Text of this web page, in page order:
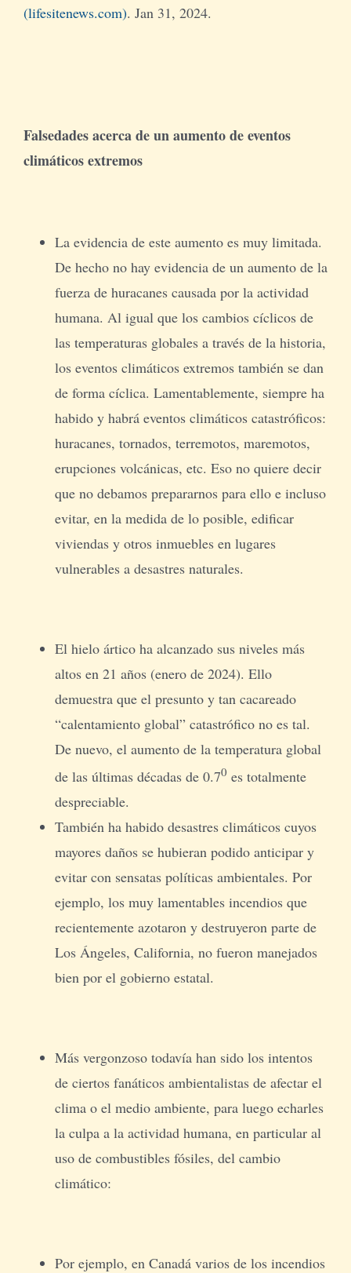
(lifesitenews.com). Jan 31, 2024.
Falsedades acerca de un aumento de eventos
climáticos extremos
La evidencia de este aumento es muy limitada.
De hecho no hay evidencia de un aumento de la
fuerza de huracanes causada por la actividad
humana. Al igual que los cambios cíclicos de
las temperaturas globales a través de la historia,
los eventos climáticos extremos también se dan
de forma cíclica. Lamentablemente, siempre ha
habido y habrá eventos climáticos catastróficos:
huracanes, tornados, terremotos, maremotos,
erupciones volcánicas, etc. Eso no quiere decir
que no debamos prepararnos para ello e incluso
evitar, en la medida de lo posible, edificar
viviendas y otros inmuebles en lugares
vulnerables a desastres naturales.
El hielo ártico ha alcanzado sus niveles más
altos en 21 años (enero de 2024). Ello
demuestra que el presunto y tan cacareado
“calentamiento global” catastrófico no es tal.
De nuevo, el aumento de la temperatura global
de las últimas décadas de 0.70 es totalmente
despreciable.
También ha habido desastres climáticos cuyos
mayores daños se hubieran podido anticipar y
evitar con sensatas políticas ambientales. Por
ejemplo, los muy lamentables incendios que
recientemente azotaron y destruyeron parte de
Los Ángeles, California, no fueron manejados
bien por el gobierno estatal.
Más vergonzoso todavía han sido los intentos
de ciertos fanáticos ambientalistas de afectar el
clima o el medio ambiente, para luego echarles
la culpa a la actividad humana, en particular al
uso de combustibles fósiles, del cambio
climático:
Por ejemplo, en Canadá varios de los incendios